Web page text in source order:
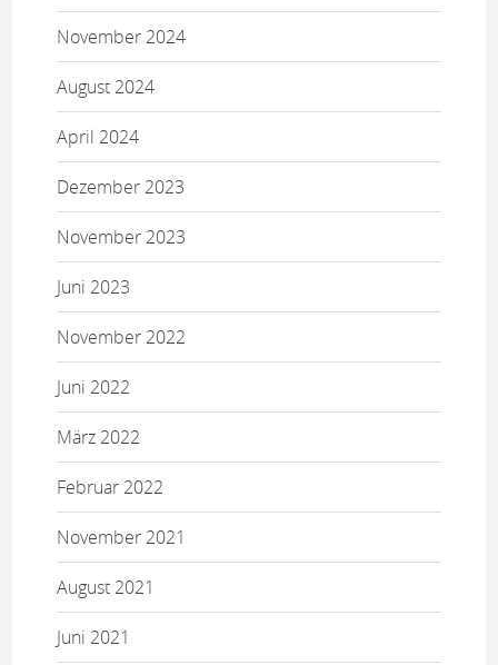
November 2024
August 2024
April 2024
Dezember 2023
November 2023
Juni 2023
November 2022
Juni 2022
März 2022
Februar 2022
November 2021
August 2021
Juni 2021